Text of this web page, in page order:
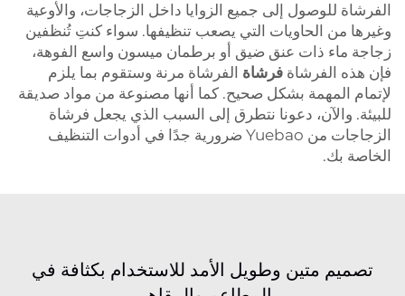
الفرشاة للوصول إلى جميع الزوايا داخل الزجاجات، والأوعية
وغيرها من الحاويات التي يصعب تنظيفها. سواء كنتِ تُنظفين
زجاجة ماء ذات عنق ضيق أو برطمان ميسون واسع الفوهة،
فإن هذه الفرشاة فرشاة الفرشاة مرنة وستقوم بما يلزم
لإتمام المهمة بشكل صحيح. كما أنها مصنوعة من مواد صديقة
للبيئة. والآن، دعونا نتطرق إلى السبب الذي يجعل فرشاة
الزجاجات من Yuebao ضرورية جدًا في أدوات التنظيف
الخاصة بك.
تصميم متين وطويل الأمد للاستخدام بكثافة في